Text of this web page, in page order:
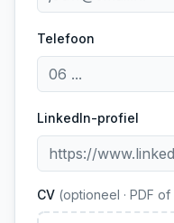
Telefoon
LinkedIn-profiel
CV (optioneel · PDF